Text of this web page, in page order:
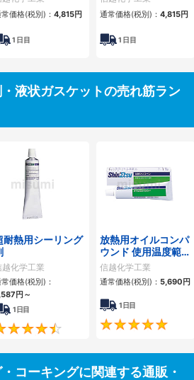
価格(税別)： 4,815円
1 日目
通常価格(税別)： 4,815円
1 日目
液状ガスケットの売れ筋ラン
4.6
耐熱用シーリング
越化学工業
価格(税別)：
円～
1日目
4.7
放熱用オイルコンパ
ウンド 使用温度範囲
-50～150℃
信越化学工業
通常価格(税別)： 5,690円
1日目
コーキングに関連する通販・